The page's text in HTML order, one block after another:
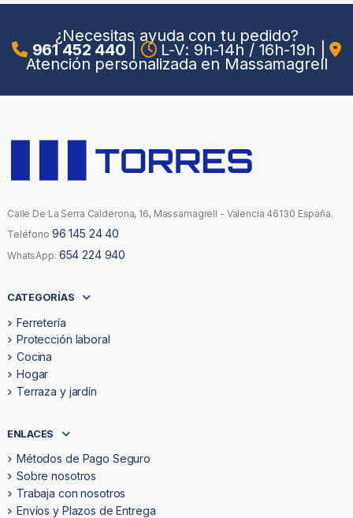
¿Necesitas ayuda con tu pedido?
961 452 440 L-V: 9h-14h / 16h-19h
Atención personalizada en Massamagrell
Calle De La Serra Calderona, 16, Massamagrell - Valencia 46130 España.
Teléfono 96 145 24 40
WhatsApp: 654 224 940
CATEGORÍAS
Ferretería
Protección laboral
Cocina
Hogar
Terraza y jardín
ENLACES
Métodos de Pago Seguro
Sobre nosotros
Trabaja con nosotros
Envíos y Plazos de Entrega